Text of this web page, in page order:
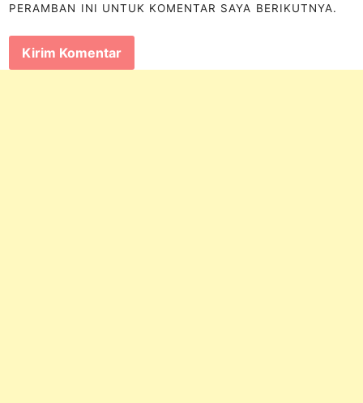
PERAMBAN INI UNTUK KOMENTAR SAYA BERIKUTNYA.